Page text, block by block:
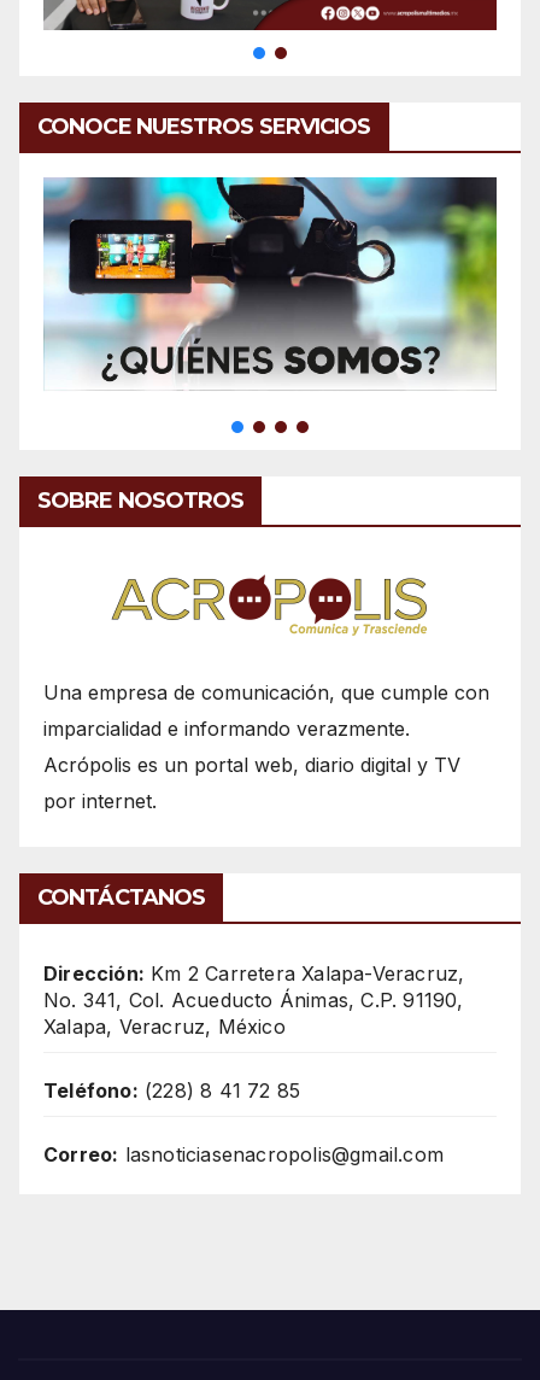
CONOCE NUESTROS SERVICIOS
SOBRE NOSOTROS
Una empresa de comunicación, que cumple con
imparcialidad e informando verazmente.
Acrópolis es un portal web, diario digital y TV
por internet.
CONTÁCTANOS
Dirección: Km 2 Carretera Xalapa-Veracruz,
No. 341, Col. Acueducto Ánimas, C.P. 91190,
Xalapa, Veracruz, México
Teléfono: (228) 8 41 72 85
Correo: lasnoticiasenacropolis@gmail.com